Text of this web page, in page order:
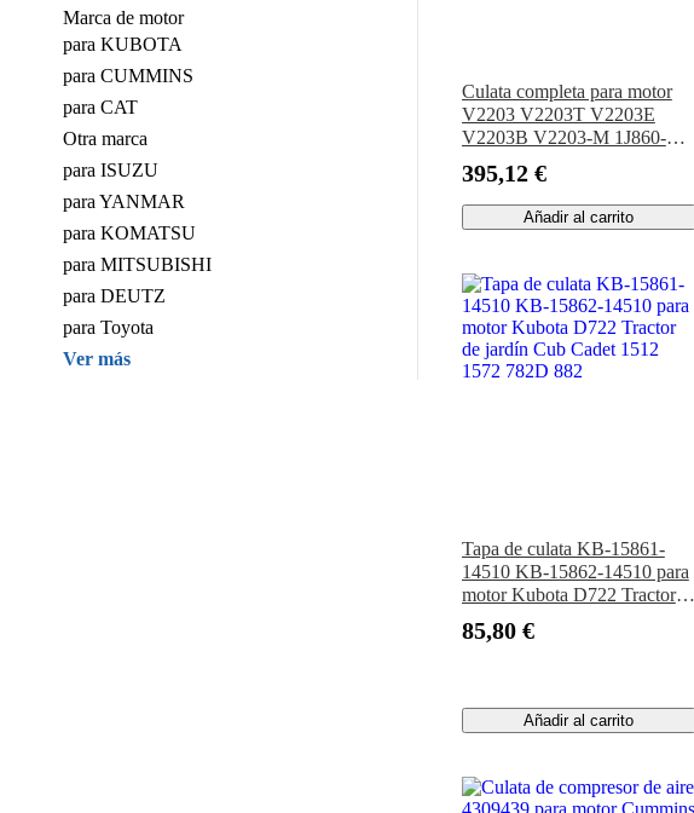
Marca de motor
para KUBOTA
para CUMMINS
para CAT
Otra marca
para ISUZU
para YANMAR
para KOMATSU
para MITSUBISHI
para DEUTZ
para Toyota
Ver más
Culata completa para motor
V2203 V2203T V2203E
V2203B V2203-M 1J860-
completo para tractor,
excavadora, generador y
cargadora de ruedas Kubota
395,12 €
Añadir al carrito
Tapa de culata KB-15861-
14510 KB-15862-14510 para
motor Kubota D722 Tractor
1572 782D 882
85,80 €
Añadir al carrito